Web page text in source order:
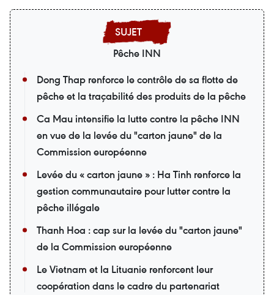
Pêche INN
Dong Thap renforce le contrôle de sa flotte de
pêche et la traçabilité des produits de la pêche
Ca Mau intensifie la lutte contre la pêche INN
en vue de la levée du "carton jaune" de la
Commission européenne
Levée du « carton jaune » : Ha Tinh renforce la
gestion communautaire pour lutter contre la
pêche illégale
Thanh Hoa : cap sur la levée du "carton jaune"
de la Commission européenne
Le Vietnam et la Lituanie renforcent leur
coopération dans le cadre du partenariat